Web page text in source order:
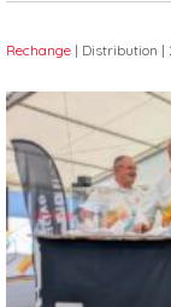
Rechange | Distribution |